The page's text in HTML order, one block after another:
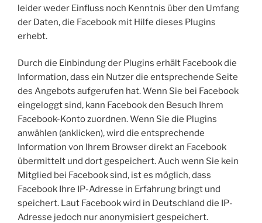
leider weder Einfluss noch Kenntnis über den Umfang
der Daten, die Facebook mit Hilfe dieses Plugins
erhebt.
Durch die Einbindung der Plugins erhält Facebook die
Information, dass ein Nutzer die entsprechende Seite
des Angebots aufgerufen hat. Wenn Sie bei Facebook
eingeloggt sind, kann Facebook den Besuch Ihrem
Facebook-Konto zuordnen. Wenn Sie die Plugins
anwählen (anklicken), wird die entsprechende
Information von Ihrem Browser direkt an Facebook
übermittelt und dort gespeichert. Auch wenn Sie kein
Mitglied bei Facebook sind, ist es möglich, dass
Facebook Ihre IP-Adresse in Erfahrung bringt und
speichert. Laut Facebook wird in Deutschland die IP-
Adresse jedoch nur anonymisiert gespeichert.